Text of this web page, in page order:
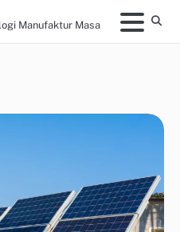
Manufaktur Masa